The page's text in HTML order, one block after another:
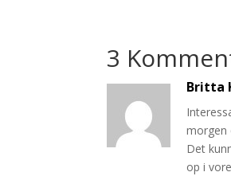
3
Britta
morgen
Det
op i